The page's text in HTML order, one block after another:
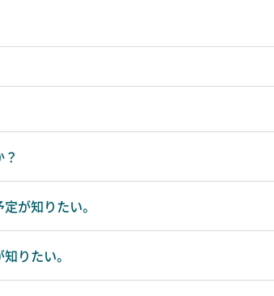
が知りたい。
りたい。